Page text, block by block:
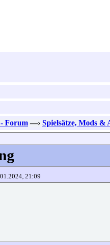
Forum —› Spielsätze, Mods &
21:09